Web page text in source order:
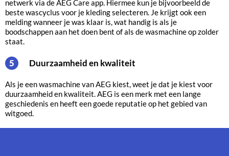
netwerk via de AEG Care app. Hiermee kun je bijvoorbeeld de
beste wascyclus voor je kleding selecteren. Je krijgt ook een
melding wanneer je was klaar is, wat handig is als je
boodschappen aan het doen bent of als de wasmachine op zolder
staat.
5 Duurzaamheid en kwaliteit
Als je een wasmachine van AEG kiest, weet je dat je kiest voor
duurzaamheid en kwaliteit. AEG is een merk met een lange
geschiedenis en heeft een goede reputatie op het gebied van
witgoed.